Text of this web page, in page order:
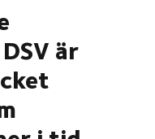
är